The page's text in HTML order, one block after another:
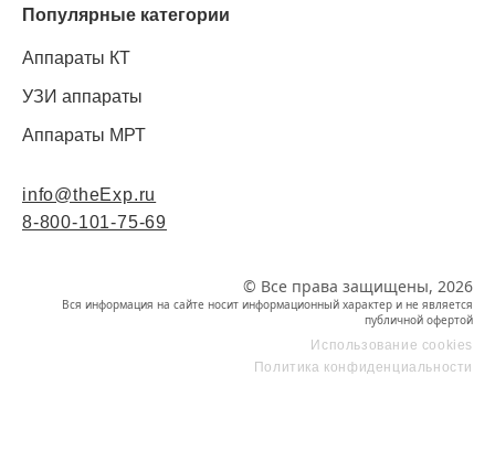
Популярные категории
Аппараты КТ
УЗИ аппараты
Аппараты МРТ
info@theExp.ru
8-800-101-75-69
© Все права защищены, 2026
Вся информация на сайте носит информационный характер и не является
публичной офертой
Использование cookies
Политика конфиденциальности